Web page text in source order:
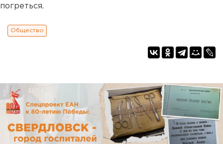
погреться.
Общество